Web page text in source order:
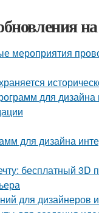
мероприятия
для дизайна
для дизайна
бесплатный 3D
для дизайнеров